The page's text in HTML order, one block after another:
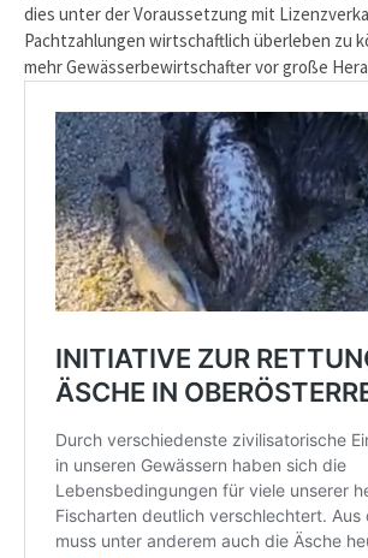
dies unter der Voraussetzung mit
Pachtzahlungen wirtschaftlich überleben zu
mehr Gewässerbewirtschafter vor große